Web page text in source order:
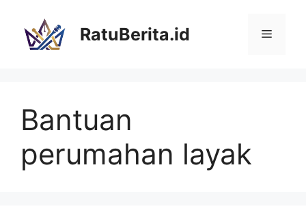
RatuBerita.id Menu
Bantuan
perumahan layak